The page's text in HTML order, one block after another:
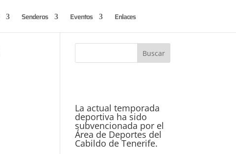
Senderos Eventos Enlaces
La actual temporada
deportiva ha sido
subvencionada por el
Área de Deportes del
Cabildo de Tenerife.